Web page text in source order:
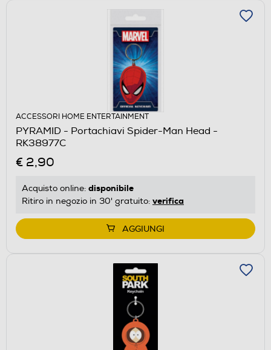
ACCESSORI HOME ENTERTAINMENT
PYRAMID - Portachiavi Spider-Man Head -
RK38977C
€ 2,90
Acquisto online: disponibile
Ritiro in negozio in 30' gratuito: verifica
AGGIUNGI